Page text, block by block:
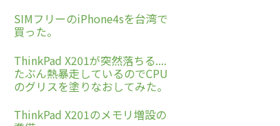
SIMフリーのiPhone4sを台湾で
買った。
ThinkPad X201が突然落ちる....
たぶん熱暴走しているのでCPU
のグリスを塗りなおしてみた。
ThinkPad X201のメモリ増設の